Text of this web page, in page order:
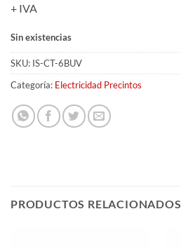
+ IVA
Sin existencias
SKU: IS-CT-6BUV
Categoría: Electricidad Precintos
PRODUCTOS RELACIONADOS